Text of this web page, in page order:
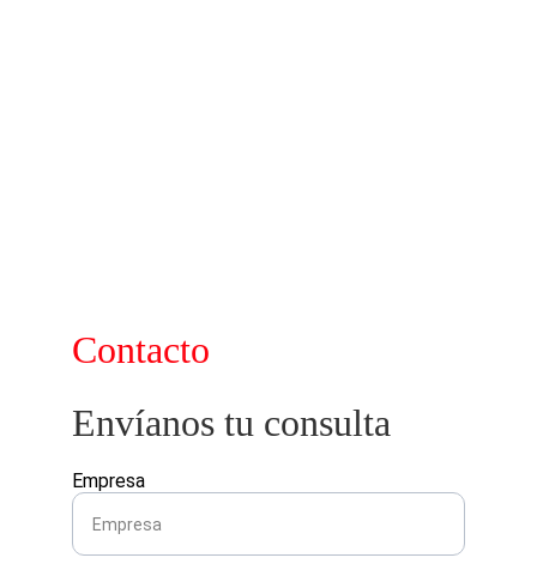
Envíanos tu consulta
Empresa
Contacto